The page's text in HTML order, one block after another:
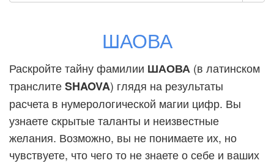
ШАОВА
Раскройте тайну фамилии ШАОВА (в латинском
транслитеSHAOVA) глядя на результаты
расчета в нумерологической магии цифр. Вы
узнаете скрытые таланты и неизвестные
желания. Возможно, вы не понимаете их, но
чувствуете, что чего то не знаете о себе и ваших